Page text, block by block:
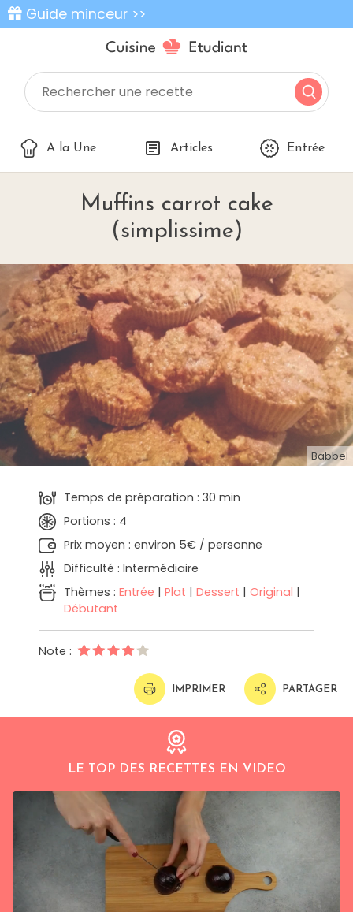
Guide minceur >>
A la Une Articles Entrée
Muffins carrot cake
(simplissime)
Babbel
Temps de préparation : 30 min
Portions : 4
Prix moyen : environ 5€ / personne
Difficulté : Intermédiaire
Thèmes : Entrée | Plat | Dessert | Original |
Débutant
Note :
IMPRIMER PARTAGER
LE TOP DES RECETTES EN VIDEO